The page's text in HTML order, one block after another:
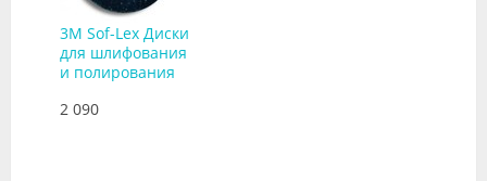
3M Sof-Lex Диски
для шлифования
и полирования
2 090